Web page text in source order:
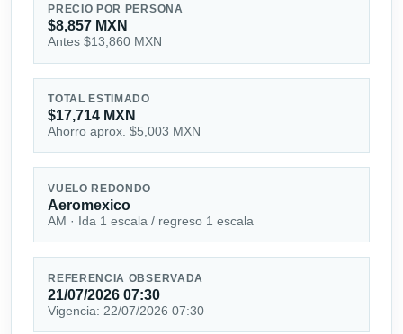
PRECIO POR PERSONA
$8,857 MXN
Antes $13,860 MXN
TOTAL ESTIMADO
$17,714 MXN
Ahorro aprox. $5,003 MXN
VUELO REDONDO
Aeromexico
AM · Ida 1 escala / regreso 1 escala
REFERENCIA OBSERVADA
21/07/2026 07:30
Vigencia: 22/07/2026 07:30